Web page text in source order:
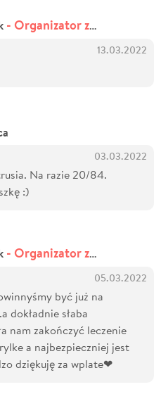
- Organizator zbiórki
13.03.2022
03.03.2022
Na razie 20/84.
:)
- Organizator zbiórki
05.03.2022
być już na
dokładnie słaba
nam zakończyć leczenie
a najbezpieczniej jest
dziękuję za wplate❤